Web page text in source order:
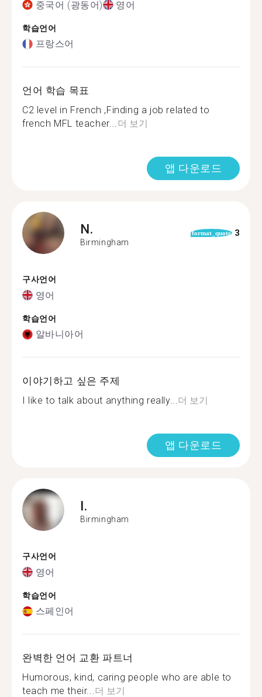
중국어 (광동어) 영어
학습언어
프랑스어
언어 학습 목표
C2 level in French ,Finding a job related to
french MFL teacher...더 보기
앱 다운로드
N.
Birmingham
format_quote 3
구사언어
영어
학습언어
알바니아어
이야기하고 싶은 주제
I like to talk about anything really...더 보기
앱 다운로드
I.
Birmingham
구사언어
영어
학습언어
스페인어
완벽한 언어 교환 파트너
Humorous, kind, caring people who are able to
teach me their...더 보기